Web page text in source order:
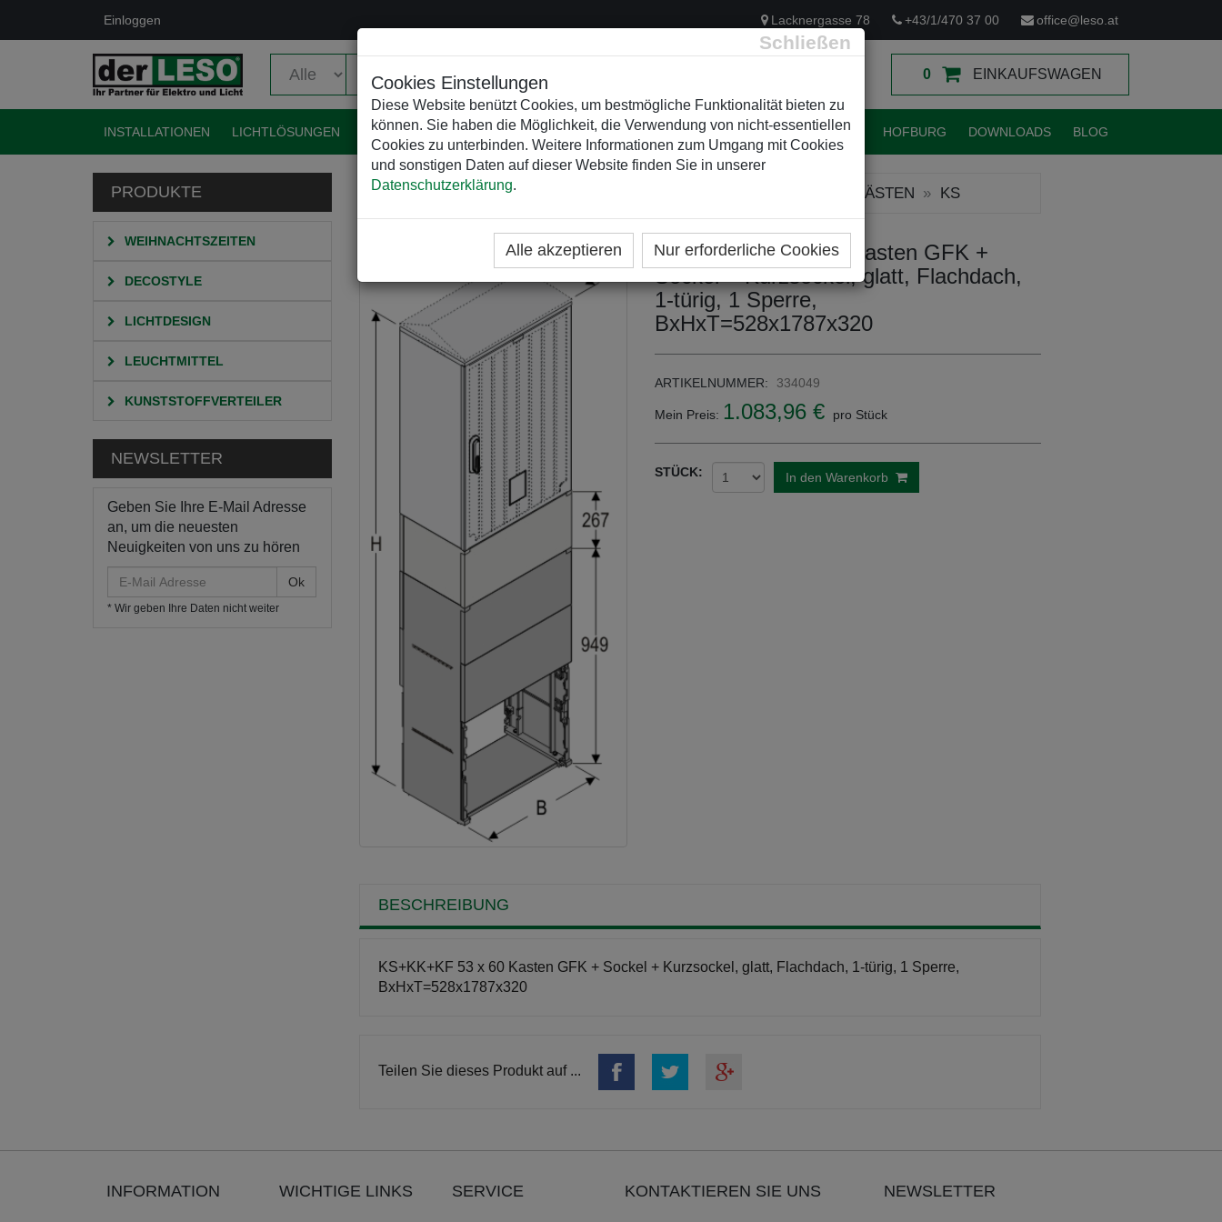
Schließen
Cookies Einstellungen
Diese Website benützt Cookies, um bestmögliche Funktionalität bieten zu
können. Sie haben die Möglichkeit, die Verwendung von nicht-essentiellen
Cookies zu unterbinden. Weitere Informationen zum Umgang mit Cookies
und sonstigen Daten auf dieser Website finden Sie in unserer
Datenschutzerklärung.
Alle akzeptieren Nur erforderliche Cookies
Einloggen Lacknergasse 78 +43/1/470 37 00 office@leso.at
0 EINKAUFSWAGEN
INSTALLATIONEN LICHTLÖSUNGEN EVENTELEKTRIK KUNSTSTOFFVERTEILER WEIHNACHTSBELEUCHTUNGEN HOFBURG DOWNLOADS BLOG
PRODUKTE
WEIHNACHTSZEITEN
DECOSTYLE
LICHTDESIGN
LEUCHTMITTEL
KUNSTSTOFFVERTEILER
NEWSLETTER
Geben Sie Ihre E-Mail Adresse
an, um die neuesten
Neuigkeiten von uns zu hören
Mail
Adresse
* Wir geben Ihre Daten nicht weiter
HOME KATEGORIEN GFK LEERKÄSTEN KS
KS+KK+KF 53 x 60 Kasten GFK +
Sockel + Kurzsockel, glatt, Flachdach,
1-türig, 1 Sperre,
BxHxT=528x1787x320
ARTIKELNUMMER: 334049
Mein Preis: 1.083,96 € pro Stück
STÜCK: In den Warenkorb
BESCHREIBUNG
KS+KK+KF 53 x 60 Kasten GFK + Sockel + Kurzsockel, glatt, Flachdach, 1-türig, 1 Sperre,
BxHxT=528x1787x320
Teilen Sie dieses Produkt auf ...
INFORMATION WICHTIGE LINKS SERVICE KONTAKTIEREN SIE UNS NEWSLETTER